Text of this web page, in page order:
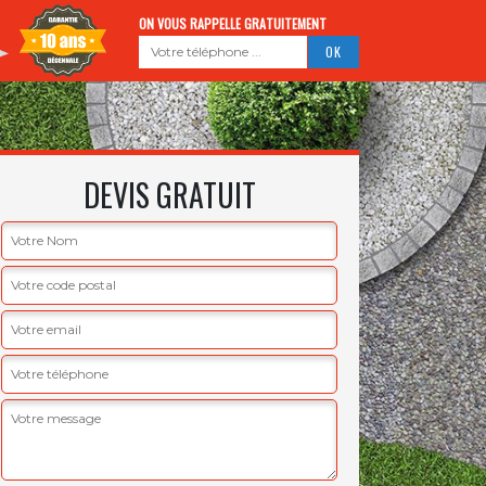
ON VOUS RAPPELLE GRATUITEMENT
DEVIS GRATUIT